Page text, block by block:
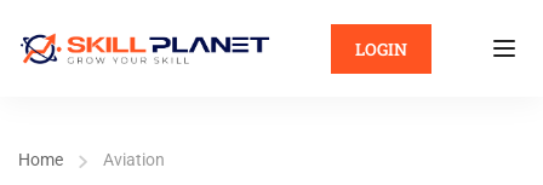
LOGIN
Home Aviation